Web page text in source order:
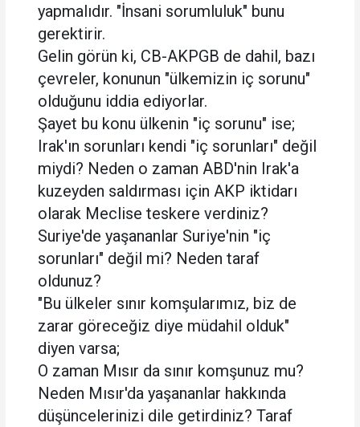
yapmalıdır. "İnsani sorumluluk" bunu
gerektirir.
Gelin görün ki, CB-AKPGB de dahil, bazı
çevreler, konunun "ülkemizin iç sorunu"
olduğunu iddia ediyorlar.
Şayet bu konu ülkenin "iç sorunu" ise;
Irak'ın sorunları kendi "iç sorunları" değil
miydi? Neden o zaman ABD'nin Irak'a
kuzeyden saldırması için AKP iktidarı
olarak Meclise teskere verdiniz?
Suriye'de yaşananlar Suriye'nin "iç
sorunları" değil mi? Neden taraf
oldunuz?
"Bu ülkeler sınır komşularımız, biz de
zarar göreceğiz diye müdahil olduk"
diyen varsa;
O zaman Mısır da sınır komşunuz mu?
Neden Mısır'da yaşananlar hakkında
düşüncelerinizi dile getirdiniz? Taraf